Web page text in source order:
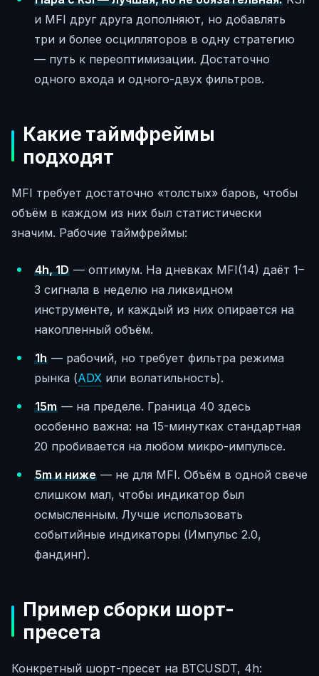
и MFI друг друга дополняют, но добавлять
три и более осцилляторов в одну стратегию
— путь к переоптимизации. Достаточно
одного входа и одного-двух фильтров.
Какие таймфреймы
подходят
MFI требует достаточно «толстых» баров, чтобы
объём в каждом из них был статистически
значим. Рабочие таймфреймы:
4h, 1D— оптимум. На дневках MFI(14) даёт 1–
3 сигнала в неделю на ликвидном
инструменте, и каждый из них опирается на
накопленный объём.
1h— рабочий, но требует фильтра режима
рынка (ADX или волатильность).
15m— на пределе. Граница 40 здесь
особенно важна: на 15-минутках стандартная
20 пробивается на любом микро-импульсе.
5m и ниже— не для MFI. Объём в одной свече
слишком мал, чтобы индикатор был
осмысленным. Лучше использовать
событийные индикаторы (Импульс 2.0,
фандинг).
Пример сборки шорт-
пресета
Конкретный шорт-пресет на BTCUSDT, 4h: